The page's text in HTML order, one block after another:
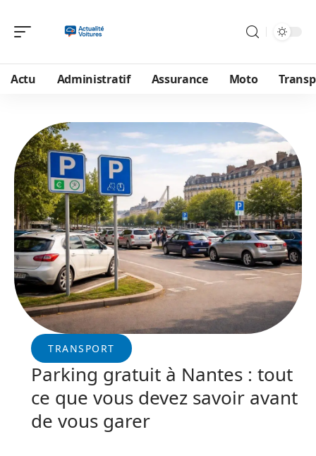
Actu Administratif Assurance Moto
TRANSPORT
Parking gratuit à Nantes : tout
ce que vous devez savoir avant
de vous garer